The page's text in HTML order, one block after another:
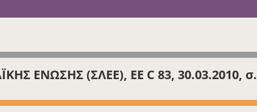
ΕΝΩΣΗΣ (ΣΛΕΕ), ΕΕ C 83, 30.03.2010, σ.